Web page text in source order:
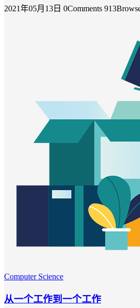
2021年05月13日 0Comments
Computer Science
从一个工作到一个工作